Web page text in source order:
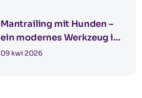
Mantrailing mit Hunden –
ein modernes Werkzeug in
der Detektivarbeit
09 kwi 2026